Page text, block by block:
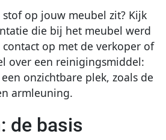
op jouw meubel zit? Kijk
die bij het meubel werd
op met de verkoper of
over een reinigingsmiddel:
onzichtbare plek, zoals de
armleuning.
de basis